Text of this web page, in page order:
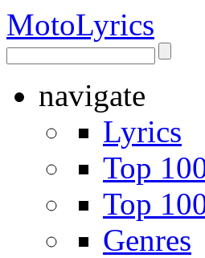
MotoLyrics
navigate
Lyrics
Top
Top
Genres